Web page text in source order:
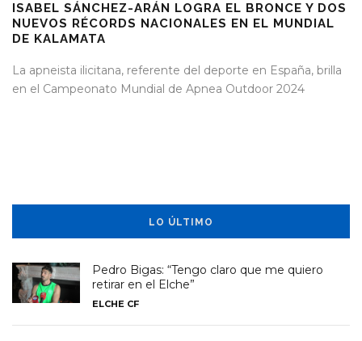
ISABEL SÁNCHEZ-ARÁN LOGRA EL BRONCE Y DOS
NUEVOS RÉCORDS NACIONALES EN EL MUNDIAL
DE KALAMATA
La apneista ilicitana, referente del deporte en España, brilla
en el Campeonato Mundial de Apnea Outdoor 2024
LO ÚLTIMO
Pedro Bigas: “Tengo claro que me quiero
retirar en el Elche”
ELCHE CF